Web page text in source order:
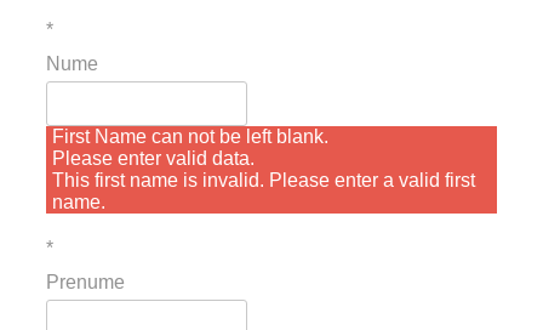
*
Nume
First Name can not be left blank.
Please enter valid data.
This first name is invalid. Please enter a valid first
name.
*
Prenume